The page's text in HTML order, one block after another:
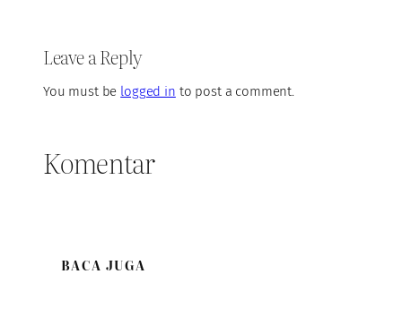
Leave a Reply
You must be logged in to post a comment.
Komentar
BACA JUGA